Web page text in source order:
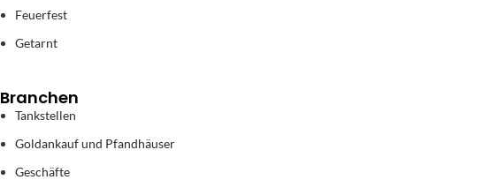
Feuerfest
Getarnt
Branchen
Tankstellen
Goldankauf und Pfandhäuser
Geschäfte